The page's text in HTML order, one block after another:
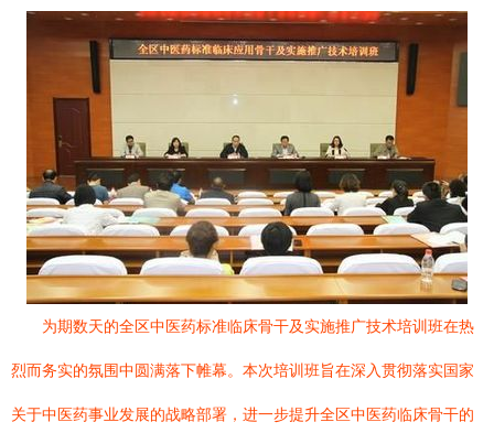
为期数天的全区中医药标准临床骨干及实施推广技术培训班在热
烈而务实的氛围中圆满落下帷幕。本次培训班旨在深入贯彻落实国家
关于中医药事业发展的战略部署，进一步提升全区中医药临床骨干的